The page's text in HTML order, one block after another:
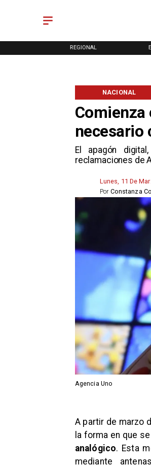
REGIONAL
Comienza
necesario
​El apagón
reclamaciones de
NACIONAL
Lunes, 11 De
Constanza
Por
Agencia Uno
​A partir de marzo
la forma en que
analógico. Esta
mediante